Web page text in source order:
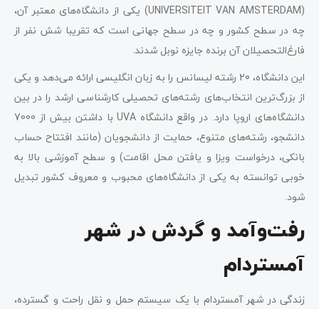
(UNIVERSITEIT VAN AMSTERDAM) یکی از دانشگاه‌های معتبر آن،
چه در سطح کشور و چه در سطح جهانی است که تقریبا شش نفر از
فارغ‌التحصیلان آن برنده جایزه نوبل شدند.
این دانشگاه، 20 رشته لیسانس را به زبان انگلیسی ارائه می‌دهد و یکی
از بزرگ‌ترین انتخاب‌های رشته‌های‌ تحصیلی کارشناسی ارشد را در بین
دانشگاه‌های اروپا دارد. در واقع دانشگاه UVA با داشتن بیش از 7000
دانشجو، رشته‌های متنوع، حمایت از دانشجویان (مانند افتتاح حساب
بانکی، درخواست ویزا و یافتن محل اقامت) و سطح آموزشی بالا به
خوبی توانسته به یکی از دانشگاه‌های محبوب و معروف کشور تبدیل
شود.
رفت‌وآمد و گردش در شهر
آمستردام
زندگی در شهر آمستردام با یک سیستم حمل و نقل راحت و گسترده،